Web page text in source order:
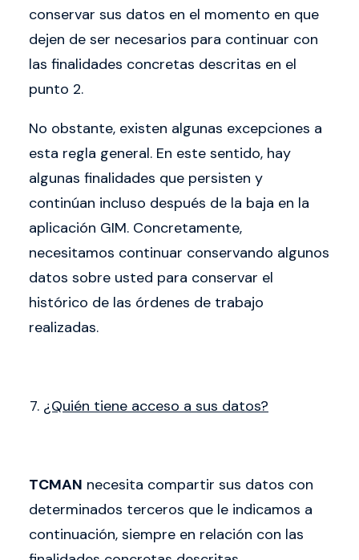
conservar sus datos en el momento en que
dejen de ser necesarios para continuar con
las finalidades concretas descritas en el
punto 2.
No obstante, existen algunas excepciones a
esta regla general. En este sentido, hay
algunas finalidades que persisten y
continúan incluso después de la baja en la
aplicación GIM. Concretamente,
necesitamos continuar conservando algunos
datos sobre usted para conservar el
histórico de las órdenes de trabajo
realizadas.
¿Quién tiene acceso a sus datos?
TCMAN necesita compartir sus datos con
determinados terceros que le indicamos a
continuación, siempre en relación con las